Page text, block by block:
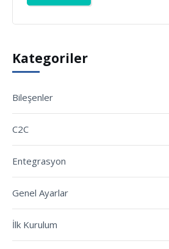
Kategoriler
Bileşenler
C2C
Entegrasyon
Genel Ayarlar
İlk Kurulum